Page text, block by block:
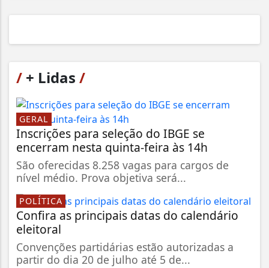
/ + Lidas /
GERAL
Inscrições para seleção do IBGE se
encerram nesta quinta-feira às 14h
São oferecidas 8.258 vagas para cargos de
nível médio. Prova objetiva será...
POLÍTICA
Confira as principais datas do calendário
eleitoral
Convenções partidárias estão autorizadas a
partir do dia 20 de julho até 5 de...